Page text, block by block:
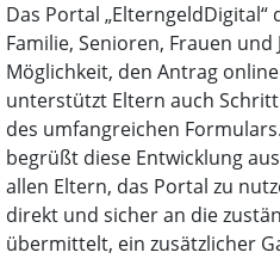
Das Portal
Familie, Senioren, Frauen
Möglichkeit, den Antrag
unterstützt Eltern auch
des umfangreichen
begrüßt diese Entwicklung
allen Eltern, das Portal zu
direkt und sicher an die
übermittelt, ein zusätzlicher